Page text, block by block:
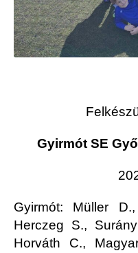
Gyirmót SE
Gyirmót: Müller
Herczeg S.,
Horváth C.,